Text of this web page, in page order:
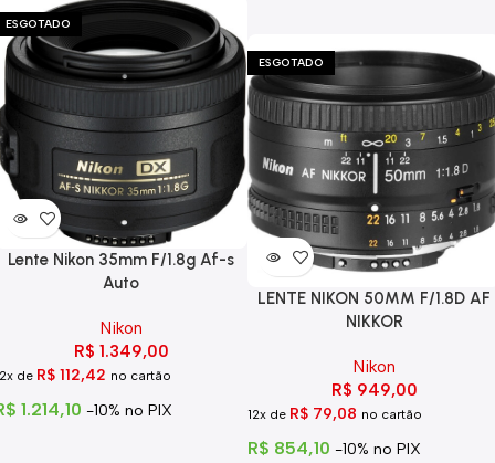
ESGOTADO
Lente Nikon 35mm F/1.8g Af-s
Auto
Nikon
R$ 1.349,00
de R$ 112,42 no cartão
1.214,10 -10% no PIX
ESGOTADO
LENTE NIKON 50MM F/1.8D AF
NIKKOR
Nikon
R$ 949,00
12x de R$ 79,08 no cartão
R$ 854,10 -10% no PIX